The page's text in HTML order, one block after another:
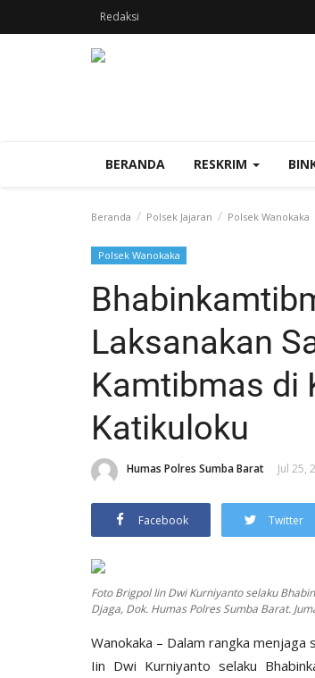
Redaksi
BERANDA RESKRIM
Beranda Polsek Jajaran Polsek Wanokaka
Polsek Wanokaka
Laksanakan
Kamtibmas di
Katikuloku
Humas Polres Sumba Barat Jul 25,
Facebook Twitter
Foto Brigpol Iin Dwi Kurniyanto selaku
Djaga, Dok. Humas Polres Sumba Barat.
Wanokaka – Dalam rangka
Iin Dwi Kurniyanto selaku